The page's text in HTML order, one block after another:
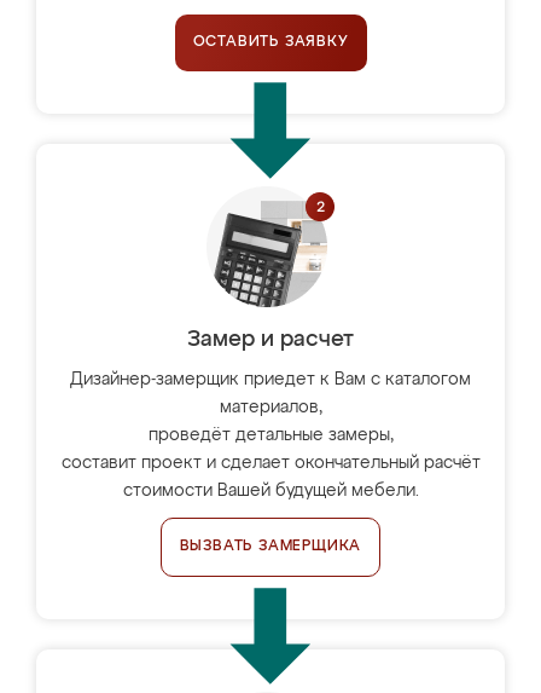
ОСТАВИТЬ ЗАЯВКУ
Замер и расчет
Дизайнер-замерщик приедет к Вам с каталогом
материалов,
проведёт детальные замеры,
составит проект и сделает окончательный расчёт
стоимости Вашей будущей мебели.
ВЫЗВАТЬ ЗАМЕРЩИКА